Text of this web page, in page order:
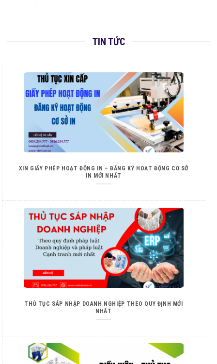
TIN TỨC
XIN GIẤY PHÉP HOẠT ĐỘNG IN – ĐĂNG KÝ HOẠT ĐỘNG CƠ SỞ
IN MỚI NHẤT
THỦ TỤC SÁP NHẬP DOANH NGHIỆP THEO QUY ĐỊNH MỚI
NHẤT